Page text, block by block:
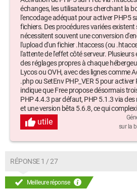
échanges, les utilisateurs cherchant la
l'encodage adéquat pour activer PHP5
fichiers. Des procédures variées existent
nécessitent souvent une conversion
l'upload d'un fichier .htaccess (ou
l'attente de l'effet côté serveur.
des réglages propres à chaque
Lycos ou OVH, avec des lignes comme
.php ou SetEnv PHP_VER 5 pour activer
indique que Free propose désormais
PHP 4.4.3 par défaut, PHP 5.1.3 via
et une version bêta 5.6.8, ce qui
utile
sur la
RÉPONSE 1 / 27
Meilleure réponse